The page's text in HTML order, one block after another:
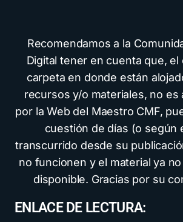
Recomendamos a la
Digital tener en cuenta que, el
carpeta en donde están
recursos y/o materiales, no es
por la Web del Maestro CMF,
cuestión de días (o según
transcurrido desde su
no funcionen y el material ya
disponible. Gracias por su
ENLACE DE LECTURA: